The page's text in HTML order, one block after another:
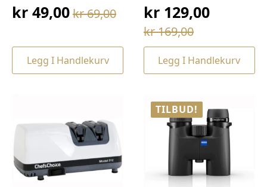
kr69,00
Opprinnelig
var:
kr 69,00.
kr 49,00
Nåværende
er:
kr 49,00.
Legg I Handlekurv
kr169,00
Opprinnelig
pris
var:
kr129,00
Nåværende
pris
er:Legg I Handlekurv
TILBUD!